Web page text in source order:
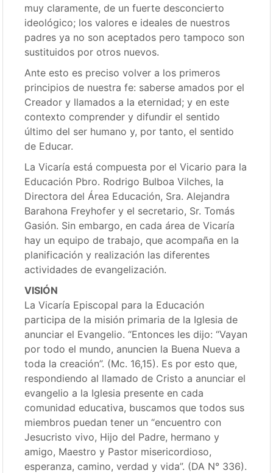
muy claramente, de un fuerte desconcierto
ideológico; los valores e ideales de nuestros
padres ya no son aceptados pero tampoco son
sustituidos por otros nuevos.
Ante esto es preciso volver a los primeros
principios de nuestra fe: saberse amados por el
Creador y llamados a la eternidad; y en este
contexto comprender y difundir el sentido
último del ser humano y, por tanto, el sentido
de Educar.
La Vicaría está compuesta por el Vicario para la
Educación Pbro. Rodrigo Bulboa Vilches, la
Directora del Área Educación, Sra. Alejandra
Barahona Freyhofer y el secretario, Sr. Tomás
Gasión. Sin embargo, en cada área de Vicaría
hay un equipo de trabajo, que acompaña en la
planificación y realización las diferentes
actividades de evangelización.
VISIÓN
La Vicaría Episcopal para la Educación
participa de la misión primaria de la Iglesia de
anunciar el Evangelio. “Entonces les dijo: “Vayan
por todo el mundo, anuncien la Buena Nueva a
toda la creación”. (Mc. 16,15). Es por esto que,
respondiendo al llamado de Cristo a anunciar el
evangelio a la Iglesia presente en cada
comunidad educativa, buscamos que todos sus
miembros puedan tener un “encuentro con
Jesucristo vivo, Hijo del Padre, hermano y
amigo, Maestro y Pastor misericordioso,
esperanza, camino, verdad y vida”. (DA N° 336).